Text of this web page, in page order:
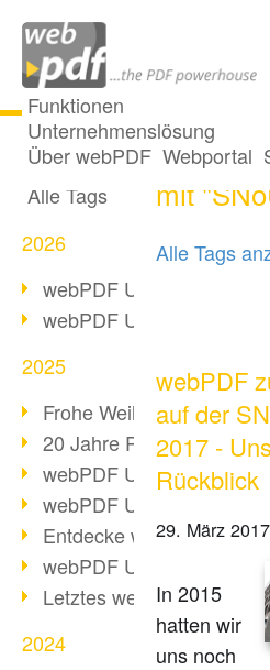
Funktionen
Unternehmenslösung
Über webPDF Webportal
Alle Beiträge
Alle Tags
2026
webPDF Update 10.0.5
webPDF Update 10.0.4
2025
Frohe Weihnachten &
20 Jahre PDF/A
webPDF Update 10.0.3
webPDF Update 10.0.2
Entdecke webPDF 10
webPDF Update
Letztes webPDF 8
2024
2 Posts
mit
Alle Tags
webPDF
auf der
2017 -
Rückblick
29. März 2017
In 2015
hatten wir
uns noch